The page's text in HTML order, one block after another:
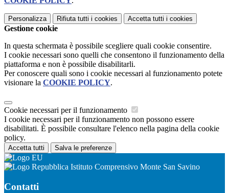
Personalizza Rifiuta tutti i cookies Accetta tutti i cookies
Gestione cookie
In questa schermata è possibile scegliere quali cookie consentire.
I cookie necessari sono quelli che consentono il funzionamento della
piattaforma e non è possibile disabilitarli.
Per conoscere quali sono i cookie necessari al funzionamento potete
visionare la COOKIE POLICY.
Cookie necessari per il funzionamento
I cookie necessari per il funzionamento non possono essere
disabilitati. È possibile consultare l'elenco nella pagina della cookie
policy.
Accetta tutti Salva le preferenze
Istituto Comprensivo Monte San Savino
Contatti